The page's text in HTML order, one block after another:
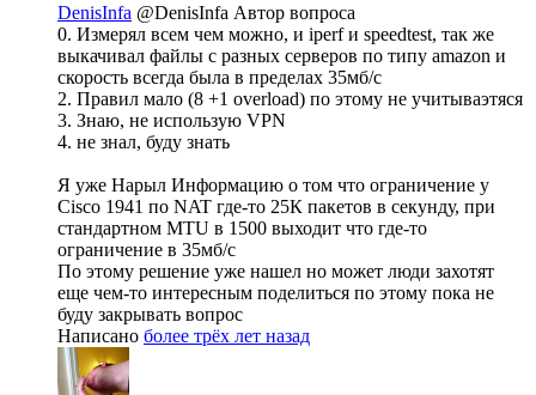
DenisInfa @DenisInfa Автор вопроса
0. Измерял всем чем можно, и iperf и speedtest, так же
выкачивал файлы с разных серверов по типу amazon и
скорость всегда была в пределах 35мб/с
2. Правил мало (8 +1 overload) по этому не учитываэтяся
3. Знаю, не использую VPN
4. не знал, буду знать
Я уже Нарыл Информацию о том что ограничение у
Cisco 1941 по NAT где-то 25К пакетов в секунду, при
стандартном MTU в 1500 выходит что где-то
ограничение в 35мб/с
По этому решение уже нашел но может люди захотят
еще чем-то интересным поделиться по этому пока не
буду закрывать вопрос
Написано более трёх лет назад